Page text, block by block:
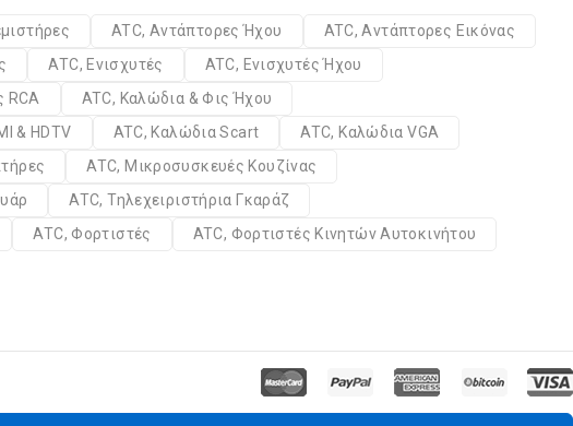
ATC, Αντάπτορες Ήχου
ATC, Αντάπτορες Εικόνας
ATC, Ενισχυτές
ATC, Ενισχυτές Ήχου
RCA
ATC, Καλώδια & Φις Ήχου
& HDTV ATC, Καλώδια Scart
ATC, Καλώδια VGA
ATC, Μικροσυσκευές Κουζίνας
ATC, Τηλεχειριστήρια Γκαράζ
ATC, Φορτιστές
ATC, Φορτιστές Κινητών Αυτοκινήτου